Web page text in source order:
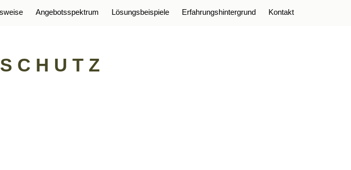
Angebotsspektrum Lösungsbeispiele Erfahrungshintergrund Kontakt